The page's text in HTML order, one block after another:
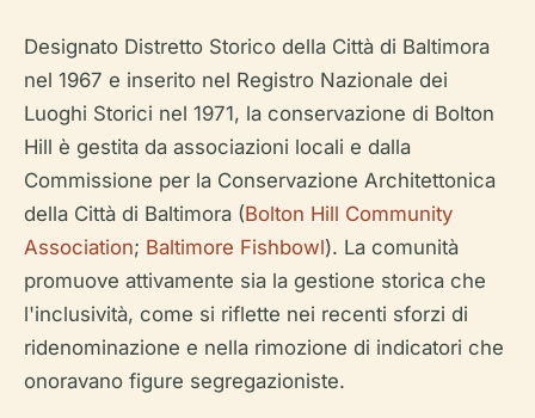
Designato Distretto Storico della Città di Baltimora
nel 1967 e inserito nel Registro Nazionale dei
Luoghi Storici nel 1971, la conservazione di Bolton
Hill è gestita da associazioni locali e dalla
Commissione per la Conservazione Architettonica
della Città di Baltimora (Bolton Hill Community
Association; Baltimore Fishbowl). La comunità
promuove attivamente sia la gestione storica che
l'inclusività, come si riflette nei recenti sforzi di
ridenominazione e nella rimozione di indicatori che
onoravano figure segregazioniste.